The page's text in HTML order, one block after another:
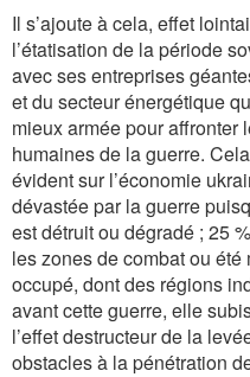
Il s’ajoute à cela, effet
l’étatisation de la période
avec ses entreprises
et du secteur énergétique
mieux armée pour affronter
humaines de la guerre.
évident sur l’économie
dévastée par la guerre
est détruit ou dégradé ; 25
les zones de combat ou
occupé, dont des régions
avant cette guerre, elle
l’effet destructeur de la
obstacles à la pénétration